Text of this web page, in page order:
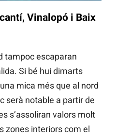
Vinalopó i Baix
tampoc escaparan
Si bé hui dimarts
mica més que al nord
serà notable a partir de
s’assoliran valors molt
zones interiors com el